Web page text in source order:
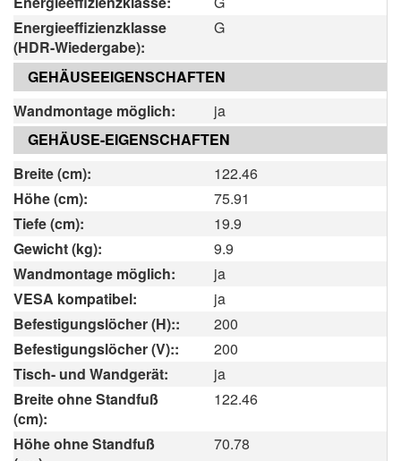
Energieeffizienzklasse
(HDR-Wiedergabe):
G
GEHÄUSEEIGENSCHAFTEN
Wandmontage möglich:
ja
GEHÄUSE-EIGENSCHAFTEN
Breite (cm):
122.46
Höhe (cm):
75.91
Tiefe (cm):
19.9
Gewicht (kg):
9.9
Wandmontage möglich:
ja
VESA kompatibel:
ja
Befestigungslöcher (H)::
200
Befestigungslöcher (V)::
200
Tisch- und Wandgerät:
ja
Breite ohne Standfuß
(cm):
122.46
Höhe ohne Standfuß
70.78